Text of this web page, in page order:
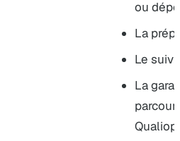
ou
La
Le suivi
La